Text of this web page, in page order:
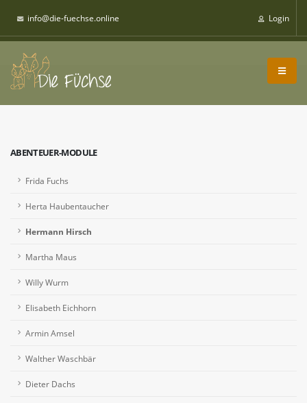
info@die-fuechse.online Login
ABENTEUER-MODULE
Frida Fuchs
Herta Haubentaucher
Hermann Hirsch
Martha Maus
Willy Wurm
Elisabeth Eichhorn
Armin Amsel
Walther Waschbär
Dieter Dachs